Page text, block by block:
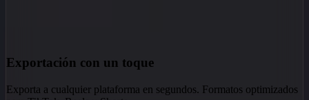
Exportación con un toque
Exporta a cualquier plataforma en segundos. Formatos optimizados